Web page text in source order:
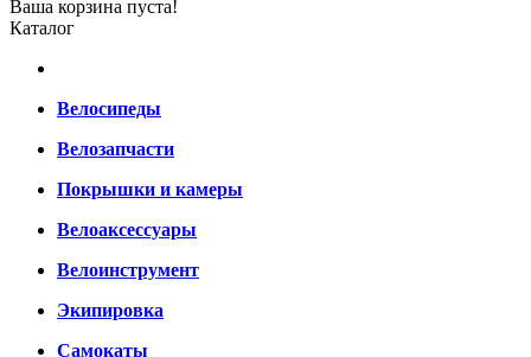
Ваша корзина пуста!
Каталог
Велосипеды
Велозапчасти
Покрышки и камеры
Велоаксессуары
Велоинструмент
Экипировка
Самокаты